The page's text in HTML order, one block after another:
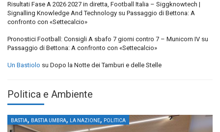
Risultati Fase A 2026 2027 in diretta, Football Italia – Siggknowtech |
Signalling Knowledge And Technology su Passaggio di Bettona: A
confronto con «Settecalcio»
Pronostici Football: Consigli A sbafo 7 giorni contro 7 – Municorn IV su
Passaggio di Bettona: A confronto con «Settecalcio»
Un Bastiolo su Dopo la Notte dei Tamburi e delle Stelle
Politica e Ambiente
BASTIA, BASTIA UMBRA, LA NAZIONE, POLITICA